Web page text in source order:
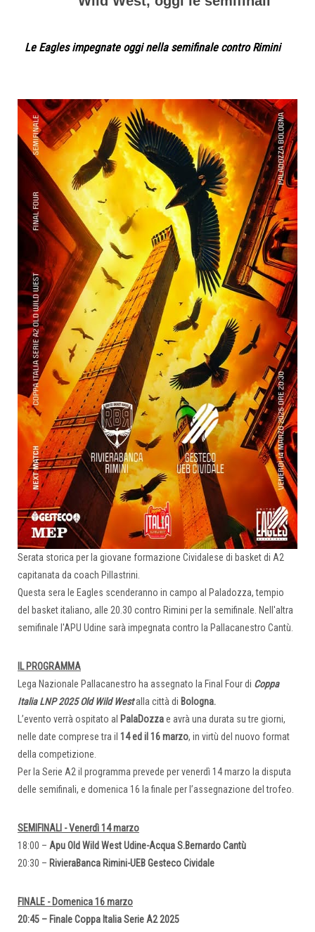
Le Eagles impegnate oggi nella semifinale contro Rimini
Serata storica per la giovane formazione Cividalese di basket di A2
capitanata da coach Pillastrini.
Questa sera le Eagles scenderanno in campo al Paladozza, tempio
del basket italiano, alle 20.30 contro Rimini per la semifinale. Nell'altra
semifinale l'APU Udine sarà impegnata contro la Pallacanestro Cantù.
IL PROGRAMMA
Lega Nazionale Pallacanestro ha assegnato la Final Four di Coppa
Italia LNP 2025 Old Wild Westalla città di Bologna.
L’evento verrà ospitato al PalaDozzae avrà una durata su tre giorni,
nelle date comprese tra il 14 ed il 16 marzo, in virtù del nuovo format
della competizione.
Per la Serie A2 il programma prevede per venerdì 14 marzo la disputa
delle semifinali, e domenica 16 la finale per l’assegnazione del trofeo.
SEMIFINALI - Venerdì 14 marzo
18:00 – Apu Old Wild West Udine-Acqua S.Bernardo Cantù
20:30 – RivieraBanca Rimini-UEB Gesteco Cividale
FINALE - Domenica 16 marzo
20:45 – Finale Coppa Italia Serie A2 2025